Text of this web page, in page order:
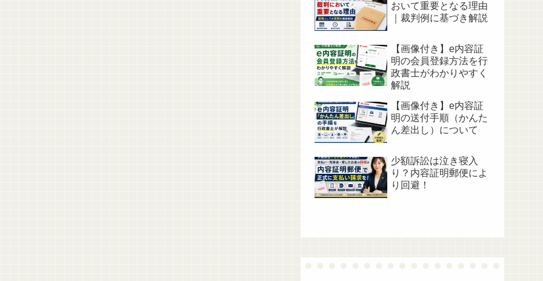
おいて重要となる理由
｜裁判例に基づき解説
【画像付き】e内容証
明の会員登録方法を行
政書士がわかりやすく
解説
【画像付き】e内容証
明の送付手順（かんた
ん差出し）について
少額訴訟は泣き寝入
り？内容証明郵便によ
り回避！